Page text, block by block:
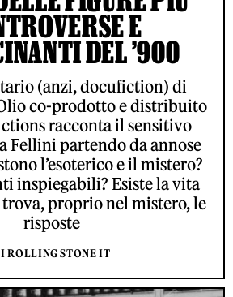
E
DEL ’900
(anzi, docufiction) di
co-prodotto e distribuito
racconta il sensitivo
Fellini partendo da annose
l’esoterico e il mistero?
inspiegabili? Esiste la vita
proprio nel mistero, le
risposte
ROLLING STONE IT